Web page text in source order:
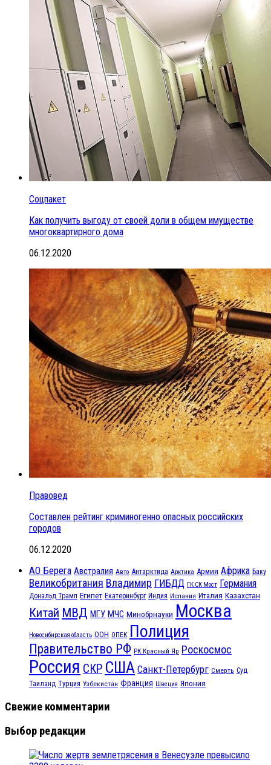
Соцпакет
Как получить выгоду от своей доли в общем имуществе
многоквартирного дома
06.12.2020
Правовед
Составлен рейтинг криминогенно опасных российских
городов
06.12.2020
АО Берега Австралия Авто Антарктида Арктика Армия Африка Баку
Великобритания Владимир ГИБДД ГК СК Мост Германия
Дональд Трамп Египет Екатеринбург Индия Испания Италия Казахстан
Китай МВД МГУ МЧС Минобрнауки Москва
Новосибирская область ООН ОПЕК Полиция
Правительство РФ РК Красный Яр Роскосмос
Россия СКР США Санкт-Петербург Смерть Суд
Таиланд Турция Узбекистан Франция Швеция Япония
Свежие комментарии
Выбор редакции